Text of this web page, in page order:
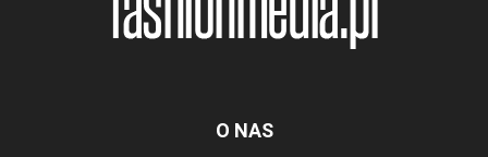
O NAS